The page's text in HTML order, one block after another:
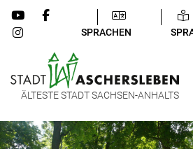
SPRACHEN
ÄLTESTE STADT SACHSEN-ANHALTS